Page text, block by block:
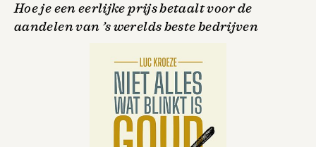
Hoe je een eerlijke prijs betaalt voor de
aandelen van ’s werelds beste bedrijven